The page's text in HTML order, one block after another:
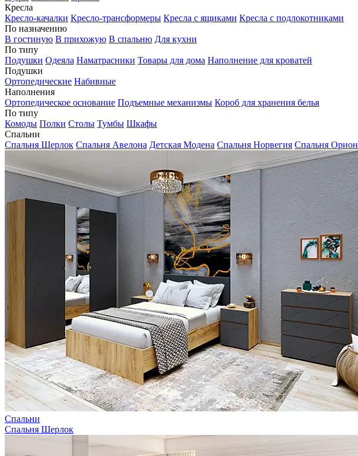
Кресла
Кресло-качалки Кресло-трансформеры Кресла с ящиками Кресла с подлокотниками
По назначению
В гостиную В прихожую В спальню Для кухни
По типу
Подушки Одеяла Наматрасники Товары для дома Наполнение для кроватей
Подушки
Ортопедические Набивные
Наполнения
Ортопедическое основание Подъемные механизмы Короб для хранения белья
По типу
Комоды Полки Столы Тумбы Шкафы
Спальни
Спальня Шерлок Спальня Авелона Детская Модена Спальня Норвегия Спальня Орион
Спальни
Спальня Шерлок